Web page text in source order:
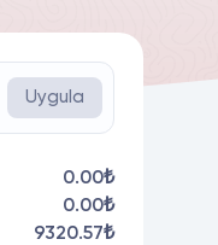
Uygula
0.00₺
0.00₺
9320.57₺